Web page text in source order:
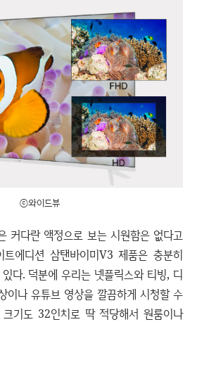
ⓒ와이드뷰
커다란 액정으로 보는 시원함은 없다고
트에디션 삼탠바이미V3 제품은 충분히
다. 덕분에 우리는 넷플릭스와 티빙, 디
이나 유튜브 영상을 깔끔하게 시청할 수
기도 32인치로 딱 적당해서 원룸이나